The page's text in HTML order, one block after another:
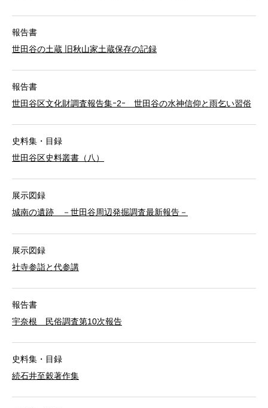
報告書
世田谷の土蔵 旧秋山家土蔵保存の記録
報告書
世田谷区文化財調査報告集ｰ2ｰ 世田谷の水神信仰と雨乞い習俗
史料集・目録
世田谷区史料叢書（八）
展示図録
城南の遺跡 －世田谷周辺発掘調査最新報告－
展示図録
社寺参詣と代参講
報告書
宇奈根 民俗調査第10次報告
史料集・目録
続石井至穀著作集